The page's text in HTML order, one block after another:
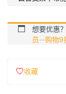
至
¥115.00想要优惠
员--购物9
收藏